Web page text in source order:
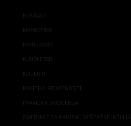
KONTAKT
MARKETING
IMPRESSUM
NJUZLETER
KLIJENTI
POLITIKA PRIVATNOSTI
PRAVILA KORIŠĆENJA
SMERNICE ZA PRIMENU VEŠTAČKE